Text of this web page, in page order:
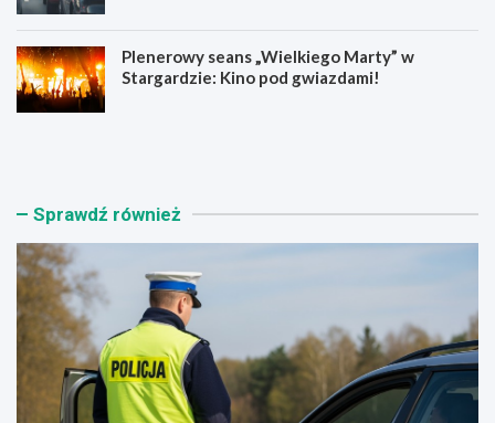
Plenerowy seans „Wielkiego Marty” w
Stargardzie: Kino pod gwiazdami!
S
a
d
z
k
a
l
i
K
n
c
a
S
t
g
a
Sprawdź również